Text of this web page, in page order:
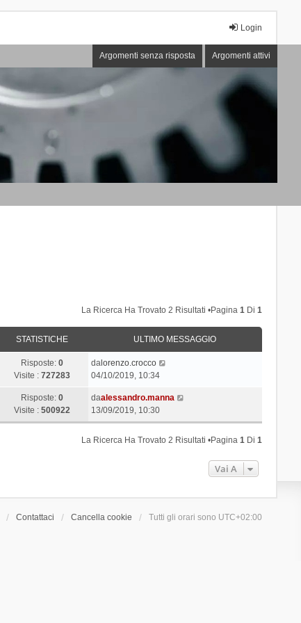
Login
Argomenti senza risposta Argomenti attivi
La Ricerca Ha Trovato 2 Risultati •Pagina1 Di1
STATISTICHE ULTIMO MESSAGGIO
Risposte:0
Visite :727283
dalorenzo.crocco
04/10/2019, 10:34
Risposte:0
Visite :500922
daalessandro.manna
13/09/2019, 10:30
La Ricerca Ha Trovato 2 Risultati •Pagina1 Di1
Vai A
Contattaci Cancella cookie Tutti gli orari sono UTC+02:00